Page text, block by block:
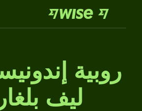
روبية
ليف